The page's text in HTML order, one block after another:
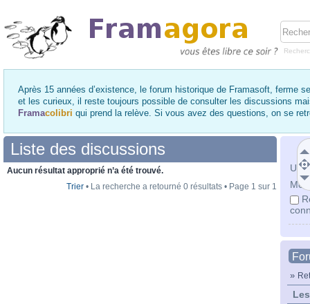
Après 15 années d’existence, le forum historique de Framasoft, ferme
et les curieux, il reste toujours possible de consulter les discussions
Framacolibri qui prend la relève. Si vous avez des questions, on se
Mot
»
Liste des discussions
Aucun résultat approprié n’a été trouvé.
Trier • La recherche a retourné 0 résultats • Page 1 sur 1